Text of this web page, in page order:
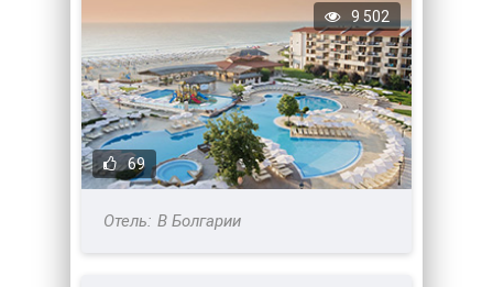
69
9 502
В Болгарии